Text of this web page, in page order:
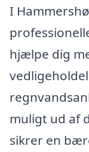
I
hjælpe dig
muligt ud af
sikrer en